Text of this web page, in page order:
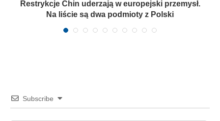
Restrykcje Chin uderzają w europejski przemysł.
Na liście są dwa podmioty z Polski
Subscribe